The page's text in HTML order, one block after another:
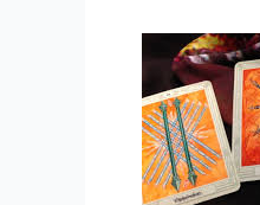
Tarotban
rejlő
önismereti
lehetőség